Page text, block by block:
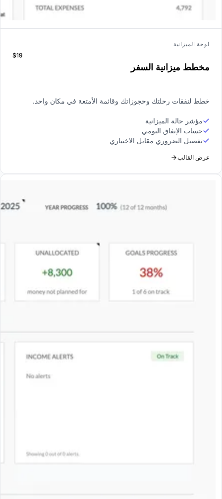
لوحة الميزانية
مخطط ميزانية السفر
$19
خطط لنفقات رحلتك وحجوزاتك وقائمة الأمتعة في مكان واحد.
مؤشر حالة الميزانية
حساب الإنفاق اليومي
تفصيل الضروري مقابل الاختياري
عرض القالب